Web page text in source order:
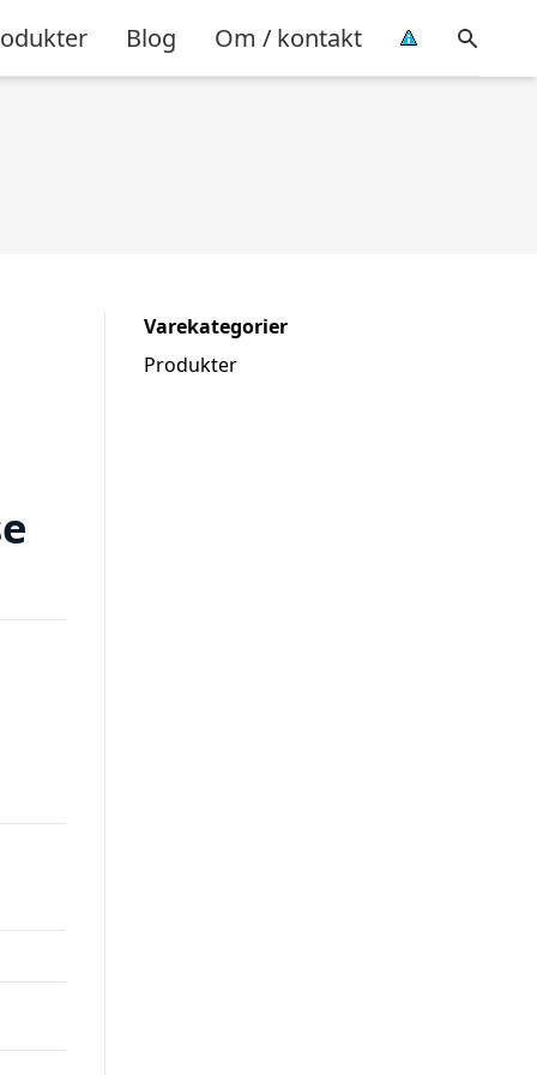
Blog Om / kontakt
Varekategorier
Produkter